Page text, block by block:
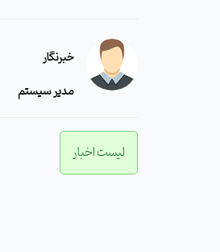
خبرنگار
مدیر سیستم
لیست اخبار